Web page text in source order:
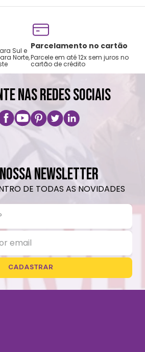
Sul e
Norte,
Parcelamento no cartão
Parcele em até 12x sem juros no
cartão de crédito
NAS REDES SOCIAIS
NEWSLETTER
DE TODAS AS NOVIDADES
CADASTRAR